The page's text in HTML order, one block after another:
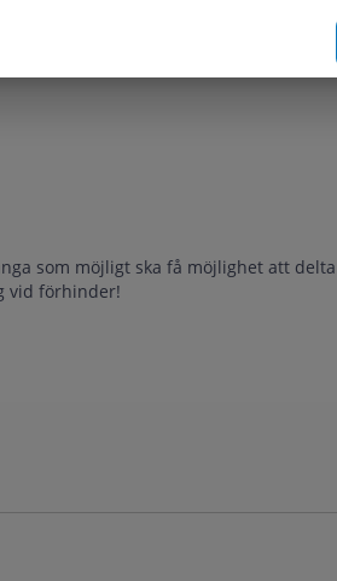
som möjligt ska få möjlighet att
vid förhinder!